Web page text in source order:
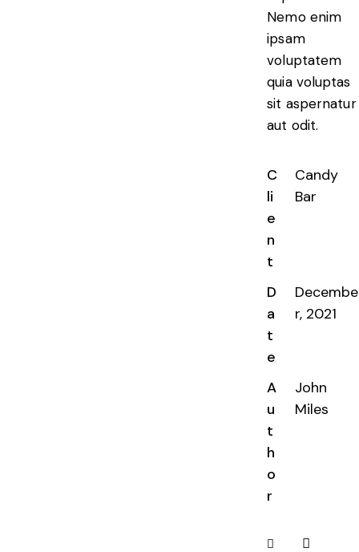
Nemo enim
ipsam
voluptatem
quia voluptas
sit aspernatur
aut odit.
C
li
e
n
t
Candy
Bar
D
a
t
e
Decembe
r, 2021
A
u
t
h
o
r
John
Miles